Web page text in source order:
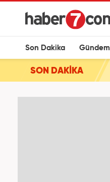
Son Dakika Gündem
SON DAKİKA